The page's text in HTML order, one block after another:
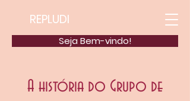
Seja Bem-vindo!
REPLUDI
A história do Grupo de